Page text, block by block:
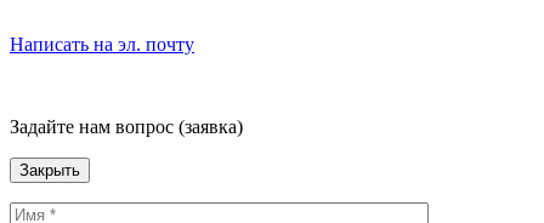
Написать на эл. почту
Задайте нам вопрос (заявка)
Закрыть